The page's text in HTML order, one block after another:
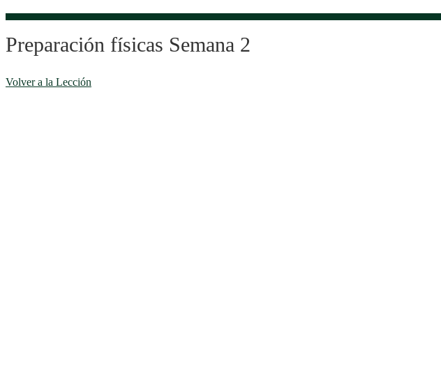
Preparación físicas Semana 2
Volver a la Lección